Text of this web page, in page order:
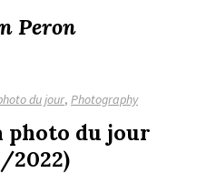
Peron
du jour, Photography
photo du jour
2022)